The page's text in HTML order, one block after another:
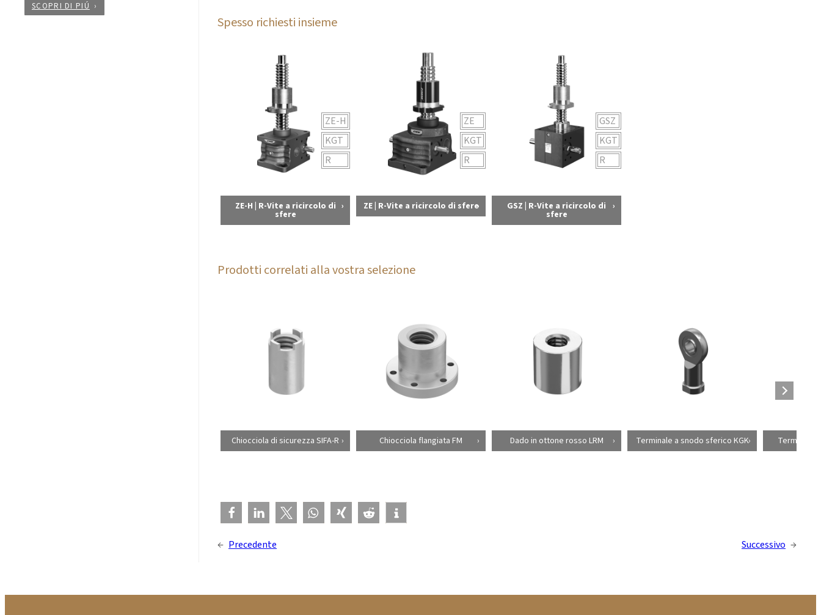
SCOPRI DI PIÚ
Spesso richiesti insieme
ZE-H
KGT
R
ZE-H | R-Vite a ricircolo di
sfere
ZE
KGT
R
ZE | R-Vite a ricircolo di sfere
GSZ
KGT
R
GSZ | R-Vite a ricircolo di
sfere
Prodotti correlati alla vostra selezione
Chiocciola di sicurezza SIFA-R Chiocciola flangiata FM Dado in ottone rosso LRM Terminale a snodo sferico KGK Terminale
← Precedente Successivo →